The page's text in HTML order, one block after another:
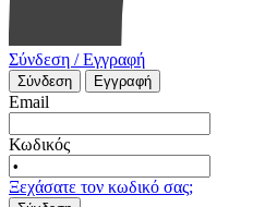
Σύνδεση / Εγγραφή
Σύνδεση Εγγραφή
Email
Κωδικός
Ξεχάσατε τον κωδικό σας;